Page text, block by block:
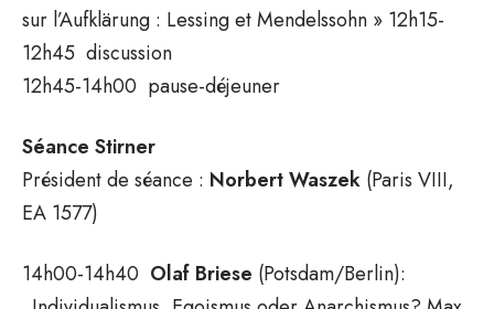
sur l’Aufklärung : Lessing et Mendelssohn » 12h15-
12h45 discussion
12h45-14h00 pause-déjeuner
Séance Stirner
Président de séance : NorbertWaszek (Paris VIII,
EA 1577)
14h00-14h40 Olaf Briese (Potsdam/Berlin):